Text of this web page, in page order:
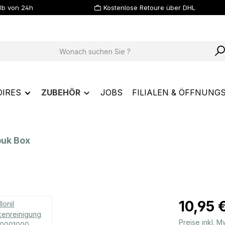
von 24h Kostenlose Retoure über DHL
ZUBEHÖR JOBS FILIALEN &
Box
Regulärer
10,95
Preise inkl.